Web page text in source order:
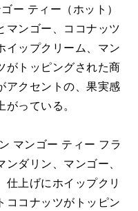
ー ティー（ホット）
マンゴー、ココナッツ
イップクリーム、マン
がトッピングされた商
アクセントの、果実感
っている。
マンゴー ティー フラ
ダリン、マンゴー、
上げにホイップクリ
ココナッツがトッピン